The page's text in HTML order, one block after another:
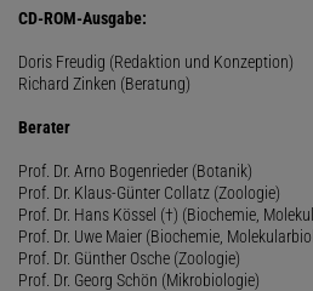
CD-ROM-Ausgabe:
Doris Freudig (Redaktion und Konzeption)
Richard Zinken (Beratung)
Berater
Prof. Dr. Arno Bogenrieder (Botanik)
Prof. Dr. Klaus-Günter Collatz (Zoologie)
Prof. Dr. Hans Kössel (†) (Biochemie,
Prof. Dr. Uwe Maier (Biochemie,
Prof. Dr. Günther Osche (Zoologie)
Prof. Dr. Georg Schön (Mikrobiologie)